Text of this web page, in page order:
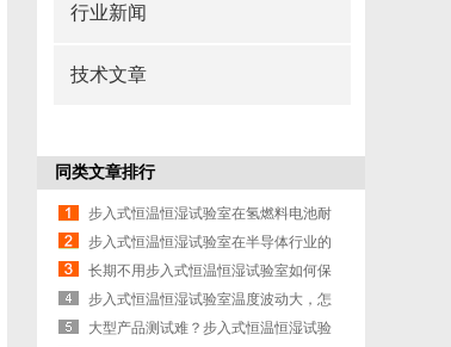
行业新闻
技术文章
同类文章排行
步入式恒温恒湿试验室在氢燃料电池耐
久性测试
步入式恒温恒湿试验室在半导体行业的
成功应用
长期不用步入式恒温恒湿试验室如何保
养？
步入式恒温恒湿试验室温度波动大，怎
么解决？
大型产品测试难？步入式恒温恒湿试验